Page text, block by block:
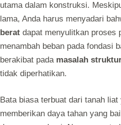
utama dalam konstruksi.
lama, Anda harus menyadari
berat dapat menyulitkan proses
menambah beban pada fondasi
berakibat pada masalah
tidak diperhatikan.
Bata biasa terbuat dari tanah liat
memberikan daya tahan yang